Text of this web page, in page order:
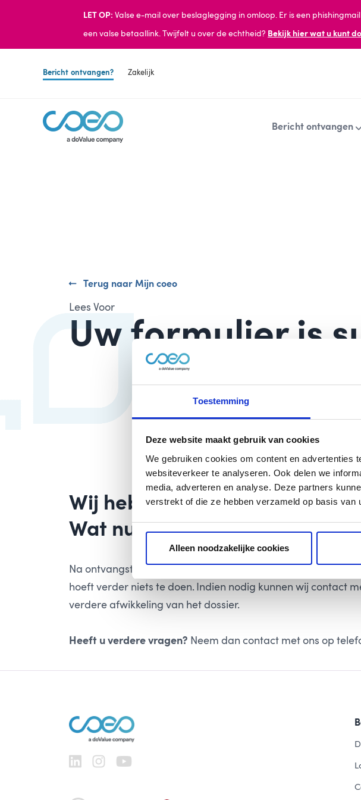
Toestemming
Deze website maakt gebruik van cookies
We gebruiken cookies om content en advertenties
websiteverkeer te analyseren. Ook delen we
media, adverteren en analyse. Deze partners
verstrekt of die ze hebben verzameld op basis van
Alleen noodzakelijke cookies
LET OP: Valse e-mail over beslaglegging in omloop. Er is een
een valse betaallink. Twijfelt u over de echtheid? Bekijk hier wat u kunt
Bericht ontvangen? Zakelijk
Bericht ontvangen
Terug naar Mijn coeo
Lees Voor
Uw formulier is
Wij hebben uw bericht
Wat nu?
Na ontvangst van dit formulier zal er een onderzoek gestart
hoeft verder niets te doen. Indien nodig kunnen wij contact
verdere afwikkeling van het dossier.
Heeft u verdere vragen? Neem dan contact met ons op